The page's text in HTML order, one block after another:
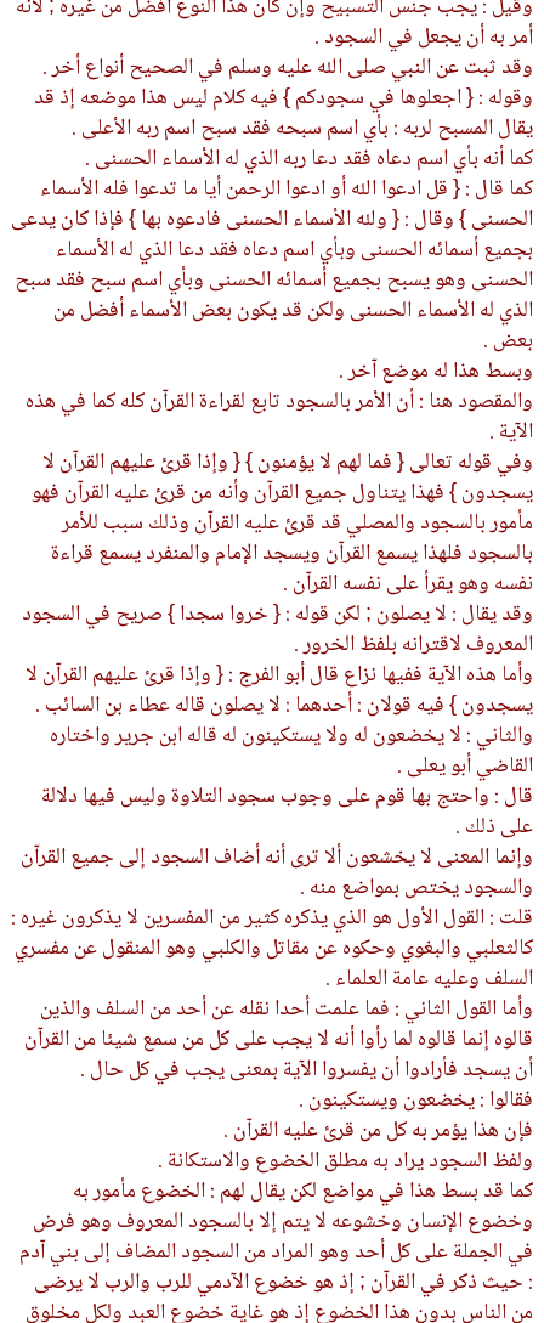
وقيل : يجب جنس التسبيح وإن كان هذا النوع أفضل من غيره ; لأنه
أمر به أن يجعل في السجود .
وقد ثبت عن النبي صلى الله عليه وسلم في الصحيح أنواع أخر .
وقوله : { اجعلوها في سجودكم } فيه كلام ليس هذا موضعه إذ قد
يقال المسبح لربه : بأي اسم سبحه فقد سبح اسم ربه الأعلى .
كما أنه بأي اسم دعاه فقد دعا ربه الذي له الأسماء الحسنى .
كما قال : { قل ادعوا الله أو ادعوا الرحمن أيا ما تدعوا فله الأسماء
الحسنى } وقال : { ولله الأسماء الحسنى فادعوه بها } فإذا كان يدعى
بجميع أسمائه الحسنى وبأي اسم دعاه فقد دعا الذي له الأسماء
الحسنى وهو يسبح بجميع أسمائه الحسنى وبأي اسم سبح فقد سبح
الذي له الأسماء الحسنى ولكن قد يكون بعض الأسماء أفضل من
بعض .
وبسط هذا له موضع آخر .
والمقصود هنا : أن الأمر بالسجود تابع لقراءة القرآن كله كما في هذه
الآية .
وفي قوله تعالى { فما لهم لا يؤمنون } { وإذا قرئ عليهم القرآن لا
يسجدون } فهذا يتناول جميع القرآن وأنه من قرئ عليه القرآن فهو
مأمور بالسجود والمصلي قد قرئ عليه القرآن وذلك سبب للأمر
بالسجود فلهذا يسمع القرآن ويسجد الإمام والمنفرد يسمع قراءة
نفسه وهو يقرأ على نفسه القرآن .
وقد يقال : لا يصلون ; لكن قوله : { خروا سجدا } صريح في السجود
المعروف لاقترانه بلفظ الخرور .
وأما هذه الآية ففيها نزاع قال أبو الفرج : { وإذا قرئ عليهم القرآن لا
يسجدون } فيه قولان : أحدهما : لا يصلون قاله عطاء بن السائب .
والثاني : لا يخضعون له ولا يستكينون له قاله ابن جرير واختاره
القاضي أبو يعلى .
قال : واحتج بها قوم على وجوب سجود التلاوة وليس فيها دلالة
على ذلك .
وإنما المعنى لا يخشعون ألا ترى أنه أضاف السجود إلى جميع القرآن
والسجود يختص بمواضع منه .
قلت : القول الأول هو الذي يذكره كثير من المفسرين لا يذكرون غيره :
كالثعلبي والبغوي وحكوه عن مقاتل والكلبي وهو المنقول عن مفسري
السلف وعليه عامة العلماء .
وأما القول الثاني : فما علمت أحدا نقله عن أحد من السلف والذين
قالوه إنما قالوه لما رأوا أنه لا يجب على كل من سمع شيئا من القرآن
أن يسجد فأرادوا أن يفسروا الآية بمعنى يجب في كل حال .
فقالوا : يخضعون ويستكينون .
فإن هذا يؤمر به كل من قرئ عليه القرآن .
ولفظ السجود يراد به مطلق الخضوع والاستكانة .
كما قد بسط هذا في مواضع لكن يقال لهم : الخضوع مأمور به
وخضوع الإنسان وخشوعه لا يتم إلا بالسجود المعروف وهو فرض
في الجملة على كل أحد وهو المراد من السجود المضاف إلى بني آدم
: حيث ذكر في القرآن ; إذ هو خضوع الآدمي للرب والرب لا يرضى
من الناس بدون هذا الخضوع إذ هو غاية خضوع العبد ولكل مخلوق